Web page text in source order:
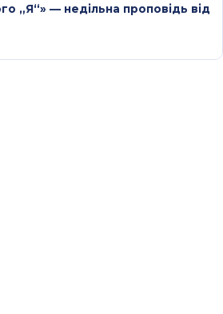
„Я“» — недільна проповідь від